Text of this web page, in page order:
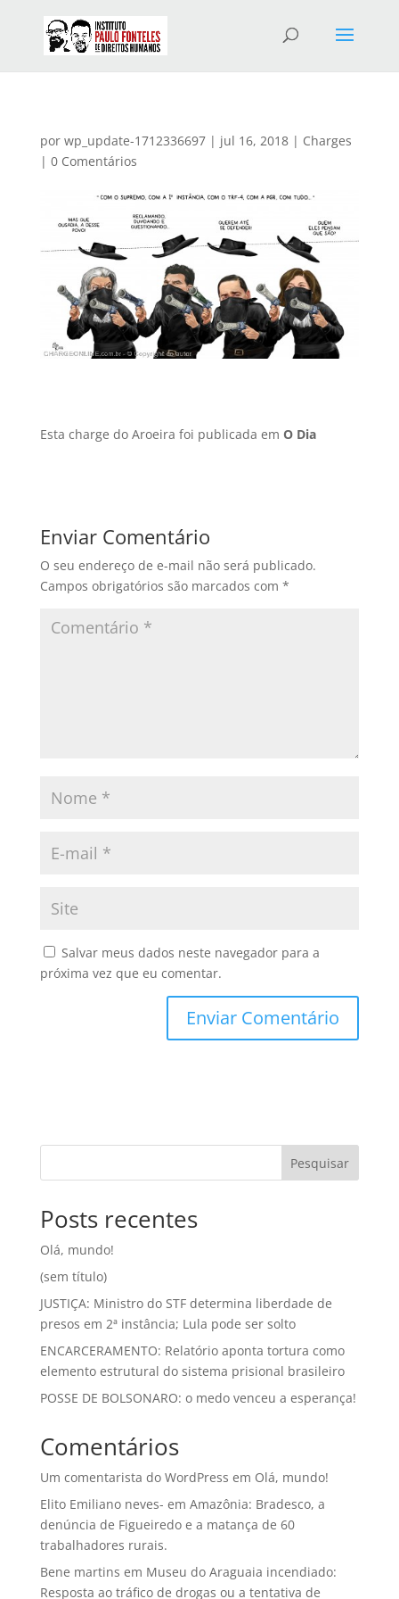
por wp_update-1712336697| jul 16, 2018| Charges
| 0 Comentários
Esta charge do Aroeira foi publicada em O Dia
Enviar Comentário
O seu endereço de e-mail não será publicado.
Campos obrigatórios são marcados com *
Salvar meus dados neste navegador para a
próxima vez que eu comentar.
Pesquisar
Posts recentes
Olá, mundo!
(sem título)
JUSTIÇA: Ministro do STF determina liberdade de
presos em 2ª instância; Lula pode ser solto
ENCARCERAMENTO: Relatório aponta tortura como
elemento estrutural do sistema prisional brasileiro
POSSE DE BOLSONARO: o medo venceu a esperança!
Comentários
Um comentarista do WordPress em Olá, mundo!
Elito Emiliano neves- em Amazônia: Bradesco, a
denúncia de Figueiredo e a matança de 60
trabalhadores rurais.
Bene martins em Museu do Araguaia incendiado:
Resposta ao tráfico de drogas ou a tentativa de